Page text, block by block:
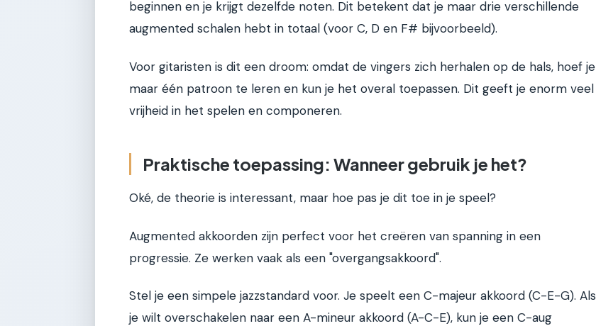
beginnen en je krijgt dezelfde noten. Dit betekent dat je maar drie verschillende
augmented schalen hebt in totaal (voor C, D en F# bijvoorbeeld).
Voor gitaristen is dit een droom: omdat de vingers zich herhalen op de hals, hoef je
maar één patroon te leren en kun je het overal toepassen. Dit geeft je enorm veel
vrijheid in het spelen en componeren.
Praktische toepassing: Wanneer gebruik je het?
Oké, de theorie is interessant, maar hoe pas je dit toe in je speel?
Augmented akkoorden zijn perfect voor het creëren van spanning in een
progressie. Ze werken vaak als een "overgangsakkoord".
Stel je een simpele jazzstandard voor. Je speelt een C-majeur akkoord (C-E-G). Als
je wilt overschakelen naar een A-mineur akkoord (A-C-E), kun je een C-aug